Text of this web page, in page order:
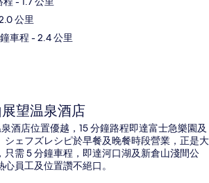
公里
車程 - 2.4 公里
展望温泉酒店
酒店位置優越，15 分鐘路程即達富士急樂園及
シェフズレシピ於早餐及晚餐時段營業，正是大
只需 5 分鐘車程，即達河口湖及新倉山淺間公
員工及位置讚不絕口。